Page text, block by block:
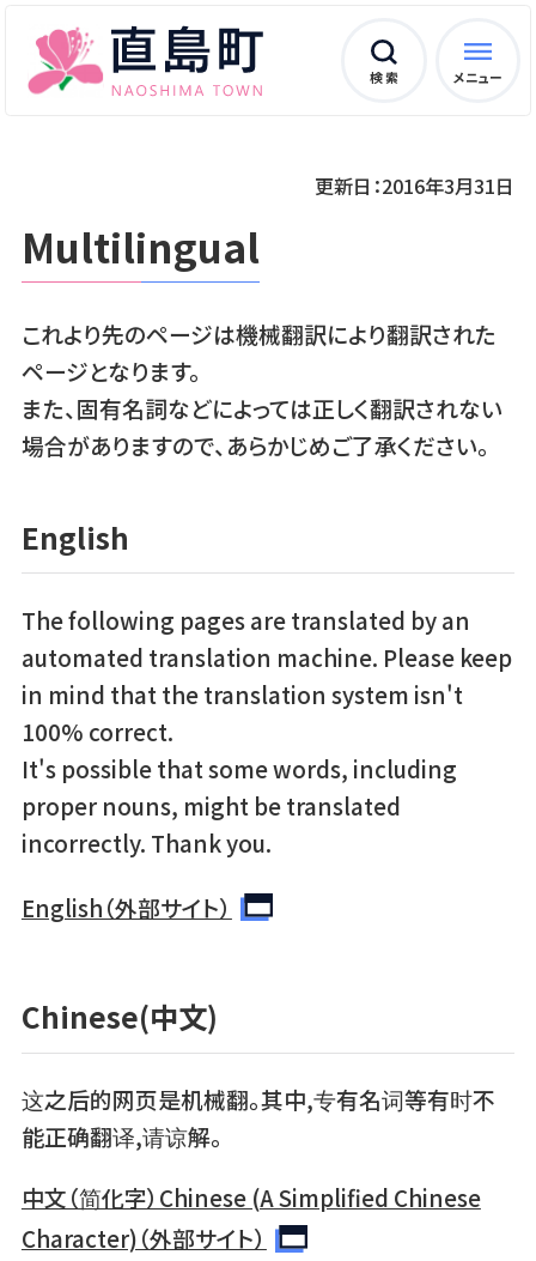
検 索 メニュー
更新日：2016年3月31日
Multilingual
これより先のページは機械翻訳により翻訳された
ページとなります。
また、固有名詞などによっては正しく翻訳されない
場合がありますので、あらかじめご了承ください。
English
The following pages are translated by an
automated translation machine. Please keep
in mind that the translation system isn't
100% correct.
It's possible that some words, including
proper nouns, might be translated
incorrectly. Thank you.
English（外部サイト）
Chinese(中文)
这之后的网页是机械翻。其中,专有名词等有时不
能正确翻译,请谅解。
中文（简化字）Chinese (A Simplified Chinese
Character)（外部サイト）